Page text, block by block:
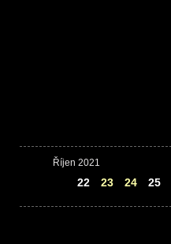
Říjen 2021
22 23 24 25